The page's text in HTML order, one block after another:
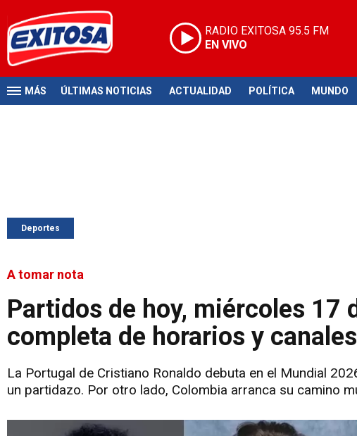
RADIO EXITOSA 95.5 FM
EN VIVO
MÁS ÚLTIMAS NOTICIAS ACTUALIDAD POLÍTICA MUNDO
Deportes
A tomar nota
Partidos de hoy, miércoles 17
completa de horarios y
La Portugal de Cristiano Ronaldo debuta en el Mundial
un partidazo. Por otro lado, Colombia arranca su camino